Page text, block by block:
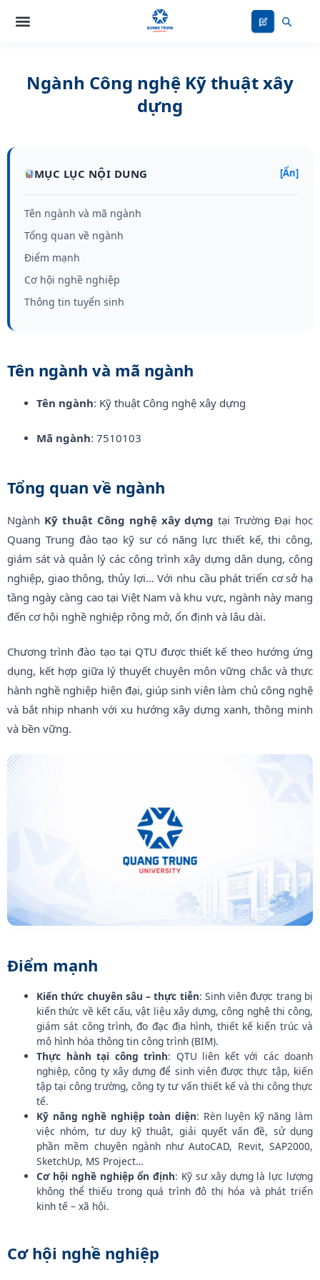
Ngành Công nghệ Kỹ thuật xây
dựng
MỤC LỤC NỘI DUNG [Ẩn]
Tên ngành và mã ngành
Tổng quan về ngành
Điểm mạnh
Cơ hội nghề nghiệp
Thông tin tuyển sinh
Tên ngành và mã ngành
Tên ngành: Kỹ thuật Công nghệ xây dựng
Mã ngành: 7510103
Tổng quan về ngành
Ngành Kỹ thuật Công nghệ xây dựng tại Trường Đại học
Quang Trung đào tạo kỹ sư có năng lực thiết kế, thi công,
giám sát và quản lý các công trình xây dựng dân dụng, công
nghiệp, giao thông, thủy lợi… Với nhu cầu phát triển cơ sở hạ
tầng ngày càng cao tại Việt Nam và khu vực, ngành này mang
đến cơ hội nghề nghiệp rộng mở, ổn định và lâu dài.
Chương trình đào tạo tại QTU được thiết kế theo hướng ứng
dụng, kết hợp giữa lý thuyết chuyên môn vững chắc và thực
hành nghề nghiệp hiện đại, giúp sinh viên làm chủ công nghệ
và bắt nhịp nhanh với xu hướng xây dựng xanh, thông minh
và bền vững.
Điểm mạnh
Kiến thức chuyên sâu – thực tiễn: Sinh viên được trang bị
kiến thức về kết cấu, vật liệu xây dựng, công nghệ thi công,
giám sát công trình, đo đạc địa hình, thiết kế kiến trúc và
mô hình hóa thông tin công trình (BIM).
Thực hành tại công trình: QTU liên kết với các doanh
nghiệp, công ty xây dựng để sinh viên được thực tập, kiến
tập tại công trường, công ty tư vấn thiết kế và thi công thực
tế.
Kỹ năng nghề nghiệp toàn diện: Rèn luyện kỹ năng làm
việc nhóm, tư duy kỹ thuật, giải quyết vấn đề, sử dụng
phần mềm chuyên ngành như AutoCAD, Revit, SAP2000,
SketchUp, MS Project…
Cơ hội nghề nghiệp ổn định: Kỹ sư xây dựng là lực lượng
không thể thiếu trong quá trình đô thị hóa và phát triển
kinh tế – xã hội.
Cơ hội nghề nghiệp